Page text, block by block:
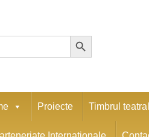
Search Button
Proiecte Timbrul teatral